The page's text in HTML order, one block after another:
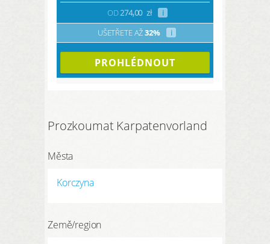
OD274,00 zł
i
UŠETŘETE AŽ32% i
PROHLÉDNOUT
Prozkoumat Karpatenvorland
Města
Korczyna
Země/region